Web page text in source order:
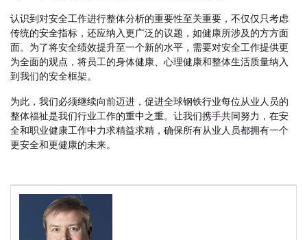
认识到对安全工作进行整体分析的重要性至关重要，不仅仅只考虑
传统的安全指标，还应纳入更广泛的议题，如健康所涉及的方方面
面。为了将安全绩效提升至一个新的水平，需要对安全工作提供更
为全面的观点，将员工的身体健康、心理健康和整体生活质量纳入
到我们的安全框架。
为此，我们必须继续向前迈进，促进全球钢铁行业每位从业人员的
整体福祉是我们行业工作的重中之重。让我们携手共同努力，在安
全和职业健康工作中力求精益求精，确保所有从业人员都拥有一个
更安全和更健康的未来。